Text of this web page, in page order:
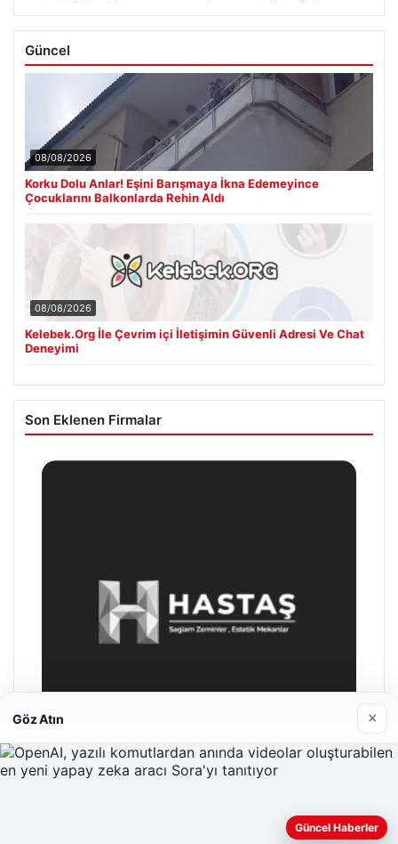
Güncel
08/08/2026
Korku Dolu Anlar! Eşini Barışmaya İkna Edemeyince
Çocuklarını Balkonlarda Rehin Aldı
08/08/2026
Kelebek.Org İle Çevrim içi İletişimin Güvenli Adresi Ve Chat
Deneyimi
Son Eklenen Firmalar
Göz Atın ×
Güncel Haberler